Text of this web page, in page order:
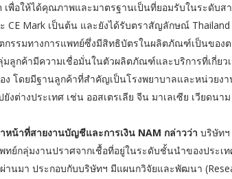
พื่อให้ได้คุณภาพและมาตรฐานเป็นที่ยอมรับในระดับสา
ะ CE Mark เป็นต้น และยังได้รับตราสัญลักษณ์
รรมทางการแพทย์ซึ่งมีสิทธิบัตรในผลิตภัณฑ์เป็นของต
ลูกค้ามีความเชื่อมั่นในตัวผลิตภัณฑ์และบริการที่เกี่ยว
ง โดยมีฐานลูกค้าที่สำคัญเป็นโรงพยาบาลและหน่วยง
งต่างประเทศ เช่น ออสเตรเลีย จีน มาเลเซีย เวียดน
น้าที่สายงานบัญชีและการเงิน NAM กล่าวว่า บริษัทฯ
ทย์กลุ่มงานปราศจากเชื้อที่อยู่ในระดับชั้นนำของประเ
านมา ประกอบกับบริษัทฯ มีแผนกวิจัยและพัฒนา